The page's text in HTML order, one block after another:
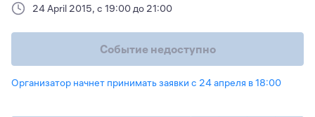
24 April 2015, с 19:00 до 21:00
Событие недоступно
Организатор начнет принимать заявки с 24 апреля в 18:00